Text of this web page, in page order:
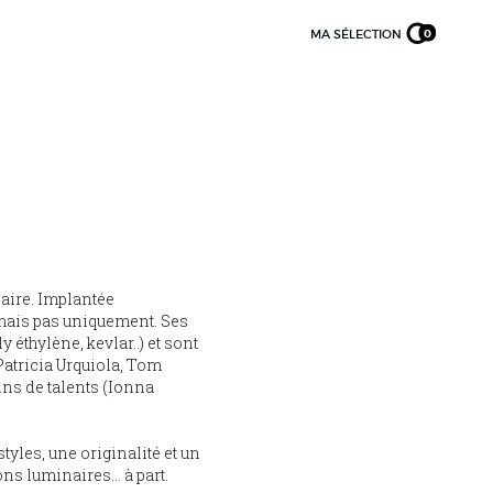
MA SÉLECTION 0
Implantée
pas uniquement. Ses
éthylène, kevlar..) et sont
Urquiola, Tom
de talents (Ionna
une originalité et un
luminaires… à part.